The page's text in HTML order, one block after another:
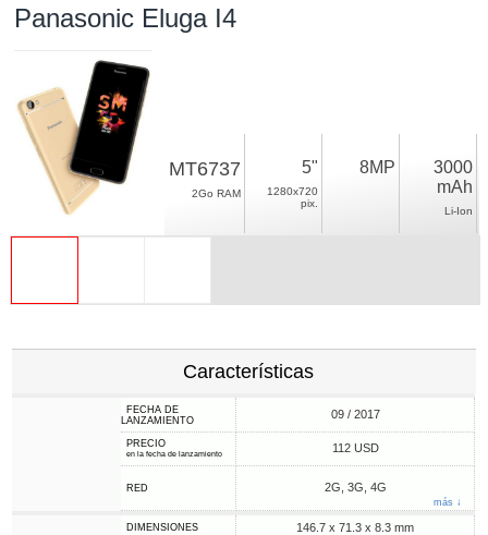
Panasonic Eluga I4
MT6737
2Go RAM
5"
1280x720
pix.
8MP
3000
mAh
Li-Ion
Características
FECHA DE
LANZAMIENTO
09 / 2017
PRECIO
en la fecha de lanzamiento 112 USD
RED 2G, 3G, 4G
más ↓
DIMENSIONES 146.7 x 71.3 x 8.3 mm